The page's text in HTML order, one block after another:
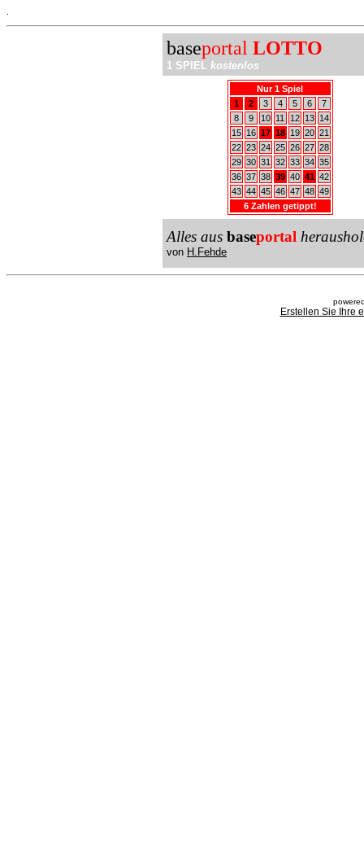
baseportal LOTTO
1 SPIEL kostenlos
Nur 1 Spiel
1
2 3 4 5 6
7
8
9 10 11 12 13
14
15
16 17 18 19 20 21
22 23 24 25 26 27 28
29 30 31 32 33 34 35
36 37 38 39 40 41 42
43 44 45 46 47 48 49
6 Zahlen getippt!
Alles aus baseportal
von H.Fehde
Erstellen Sie Ihre